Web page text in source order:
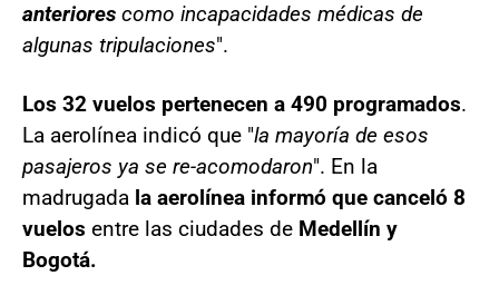
anteriores como incapacidades médicas de
algunas tripulaciones".
Los 32 vuelos pertenecen a 490 programados.
La aerolínea indicó que "la mayoría de esos
pasajeros ya se re-acomodaron". En la
madrugada la aerolínea informó que canceló 8
vuelos entre las ciudades de Medellín y
Bogotá.